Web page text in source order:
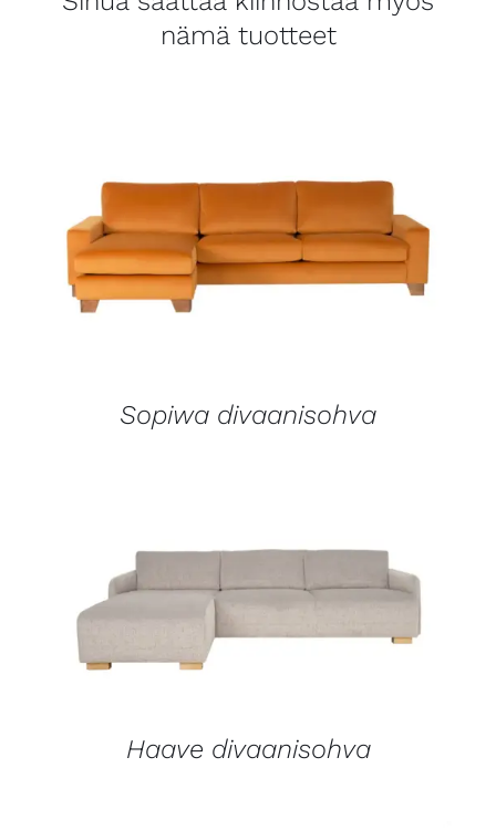
nämä tuotteet
LISÄTIEDOT
Sopiwa divaanisohva
LISÄTIEDOT
Haave divaanisohva